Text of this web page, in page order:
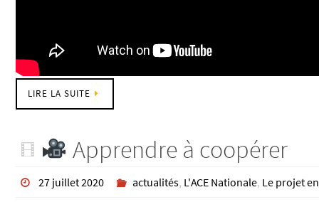
LIRE LA SUITE
Apprendre à coopérer
27 juillet 2020 actualités, L'ACE Nationale, Le projet